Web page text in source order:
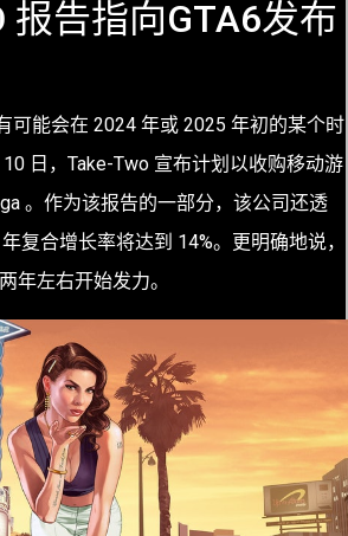
报告指向GTA6发布
可能会在 2024 年或 2025 年初的某个时
日，Take-Two 宣布计划以收购移动游
。作为该报告的一部分，该公司还透
复合增长率将达到 14%。更明确地说，
年左右开始发力。